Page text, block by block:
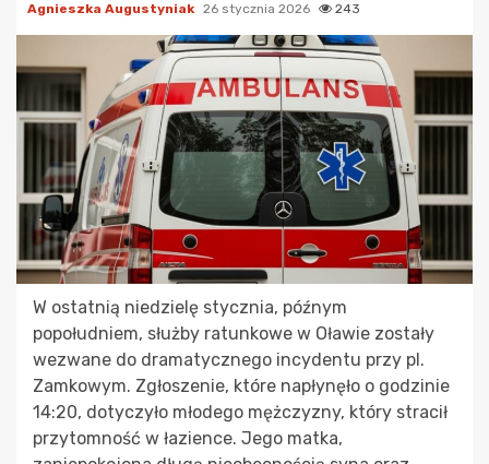
Agnieszka Augustyniak 26 stycznia 2026 243
W ostatnią niedzielę stycznia, późnym
popołudniem, służby ratunkowe w Oławie zostały
wezwane do dramatycznego incydentu przy pl.
Zamkowym. Zgłoszenie, które napłynęło o godzinie
14:20, dotyczyło młodego mężczyzny, który stracił
przytomność w łazience. Jego matka,